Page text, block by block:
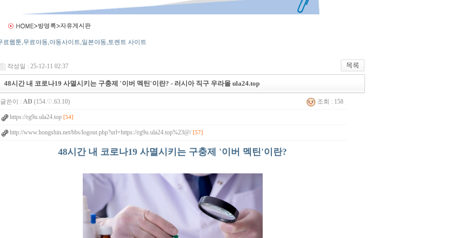
작성일 : 25-12-11 02:37
48시간 내 코로나19 사멸시키는 구충제 '이버 멕틴'이란? - 러시아 직구 우라몰 ula24.top
글쓴이 : AD (154.♡.63.10) 조회 : 158
https://rg9u.ula24.top [54]
http://www.hongshin.net/bbs/logout.php?url=https://rg9u.ula24.top%23@/ [57]
48시간 내 코로나19 사멸시키는 구충제 '이버 멕틴'이란?